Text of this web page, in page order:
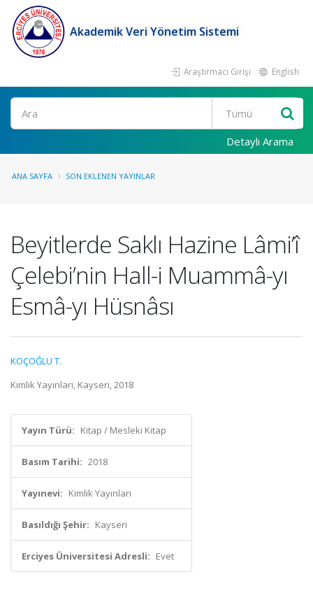
Akademik Veri Yönetim Sistemi
Araştırmacı Girişi English
Ara
Detaylı Arama
ANA SAYFA SON EKLENEN YAYINLAR
Beyitlerde Saklı Hazine Lâmi’î
Çelebi’nin Hall-i Muammâ-yı
Esmâ-yı Hüsnâsı
KOÇOĞLU T.
Kimlik Yayınları, Kayseri, 2018
Yayın Türü: Kitap / Mesleki Kitap
Basım Tarihi: 2018
Yayınevi: Kimlik Yayınları
Basıldığı Şehir: Kayseri
Erciyes Üniversitesi Adresli: Evet